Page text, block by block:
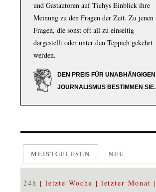
und Gastautoren auf Tichys Einblick ihre
Meinung zu den Fragen der Zeit. Zu jenen
Fragen, die sonst oft all zu einseitig
dargestellt oder unter den Teppich gekehrt
werden.
DEN PREIS FÜR UNABHÄNGIGEN
JOURNALISMUS BESTIMMEN SIE.
MEISTGELESEN NEU
24h letzte Woche letzter Monat